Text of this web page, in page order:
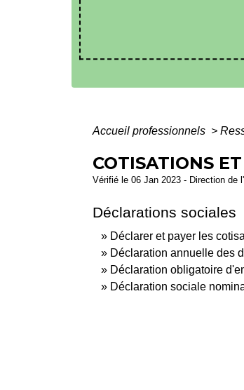
Accueil professionnels >
COTISATIONS
Vérifié le 06 Jan 2023 - Direction de
Déclarations sociales
Déclarer et payer les
Déclaration annuelle des
Déclaration obligatoire
Déclaration sociale